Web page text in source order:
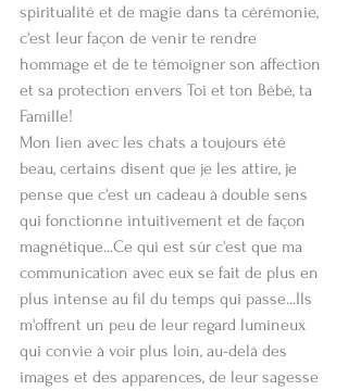
spiritualité et de magie dans ta cérémonie,
c'est leur façon de venir te rendre
hommage et de te témoigner son affection
et sa protection envers Toi et ton Bébé, ta
Famille!
Mon lien avec les chats a toujours été
beau, certains disent que je les attire, je
pense que c'est un cadeau à double sens
qui fonctionne intuitivement et de façon
magnétique...Ce qui est sûr c'est que ma
communication avec eux se fait de plus en
plus intense au fil du temps qui passe...Ils
m'offrent un peu de leur regard lumineux
qui convie à voir plus loin, au-delà des
images et des apparences, de leur sagesse